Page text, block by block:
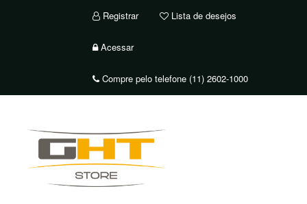
Registrar Lista de desejos
Acessar
Compre pelo telefone (11) 2602-1000